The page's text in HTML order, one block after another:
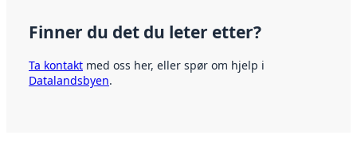
Finner du det du leter etter?
Ta kontakt med oss her, eller spør om hjelp i
Datalandsbyen.